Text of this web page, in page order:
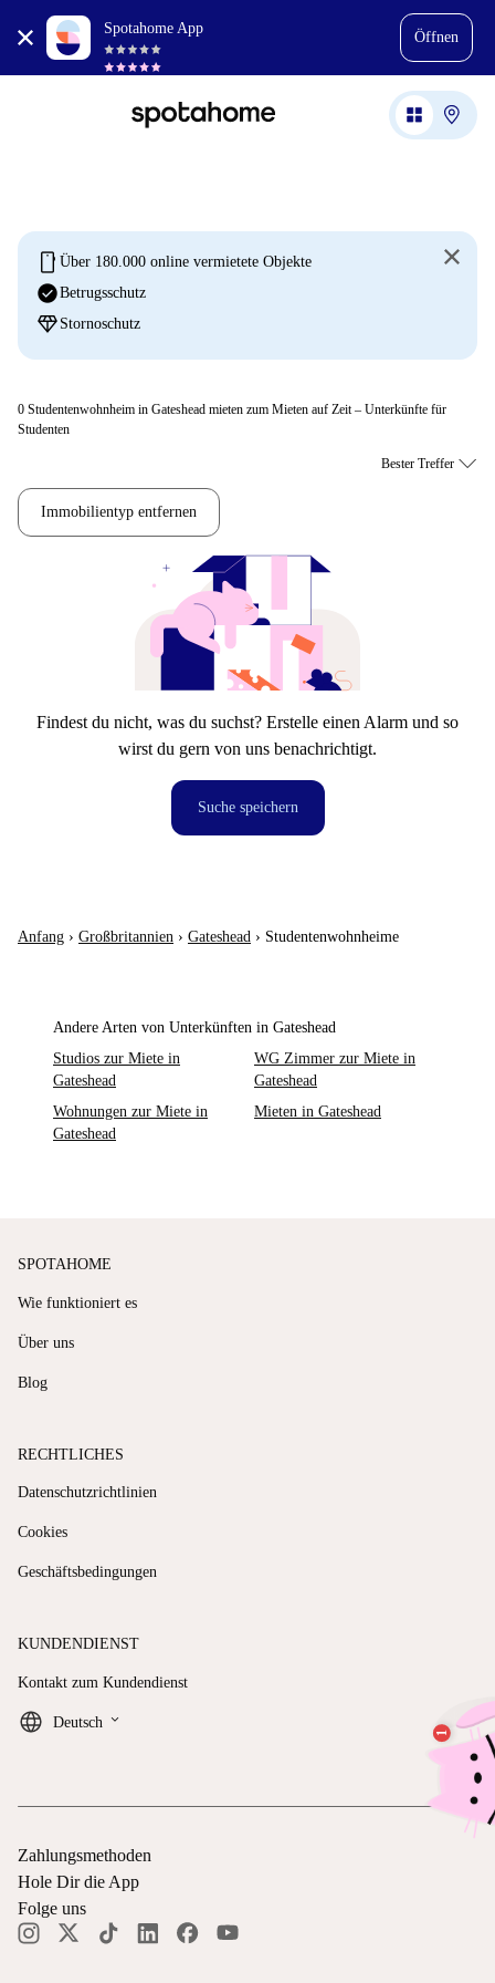
Spotahome App
Öffnen
mobile Über 180.000 online vermietete Objekte
check_circleBetrugsschutz
diamond Stornoschutz
0 Studentenwohnheim in Gateshead mieten zum Mieten auf Zeit – Unterkünfte für
Studenten
Immobilientyp entfernen
Findest du nicht, was du suchst? Erstelle einen Alarm und so
wirst du gern von uns benachrichtigt.
Suche speichern
Anfang › Großbritannien › Gateshead › Studentenwohnheime
Andere Arten von Unterkünften in Gateshead
Studios zur Miete in
Gateshead
WG Zimmer zur Miete in
Gateshead
Wohnungen zur Miete in
Gateshead
Mieten in Gateshead
SPOTAHOME
Wie funktioniert es
Über uns
Blog
RECHTLICHES
Datenschutzrichtlinien
Cookies
Geschäftsbedingungen
KUNDENDIENST
Kontakt zum Kundendienst
Deutsch keyboard_arrow_down
Zahlungsmethoden
Hole Dir die App
Folge uns